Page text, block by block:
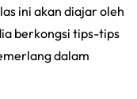
ini akan diajar oleh
berkongsi tips-tips
dalam